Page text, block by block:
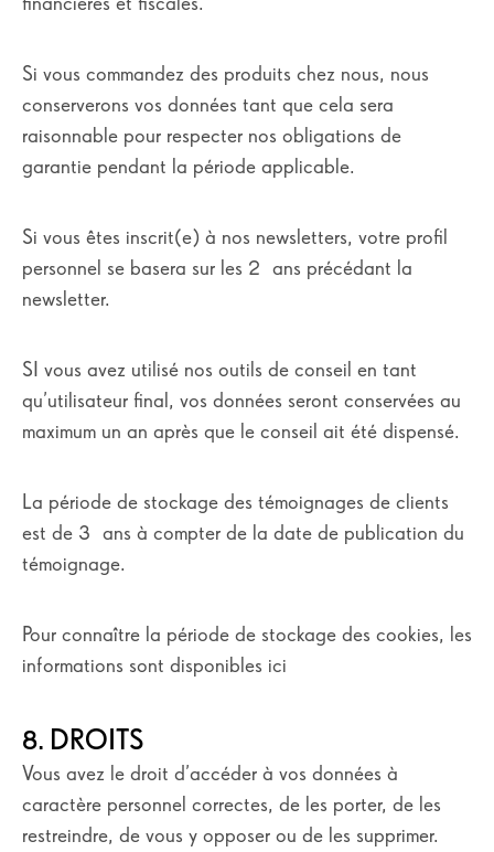
Si vous commandez des produits chez nous, nous
conserverons vos données tant que cela sera
raisonnable pour respecter nos obligations de
garantie pendant la période applicable.
Si vous êtes inscrit(e) à nos newsletters, votre profil
personnel se basera sur les 2 ans précédant la
newsletter.
SI vous avez utilisé nos outils de conseil en tant
qu’utilisateur final, vos données seront conservées au
maximum un an après que le conseil ait été dispensé.
La période de stockage des témoignages de clients
est de 3 ans à compter de la date de publication du
témoignage.
Pour connaître la période de stockage des cookies, les
informations sont disponibles ici
8. DROITS
Vous avez le droit d’accéder à vos données à
caractère personnel correctes, de les porter, de les
restreindre, de vous y opposer ou de les supprimer.